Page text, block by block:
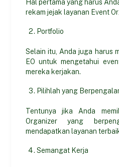
Hal pertama yang harus
rekam jejak layanan Event
Portfolio
Selain itu, Anda juga harus
EO untuk mengetahui
mereka kerjakan.
Pilihlah yang
Tentunya jika Anda
Organizer yang
mendapatkan layanan
Semangat Kerja